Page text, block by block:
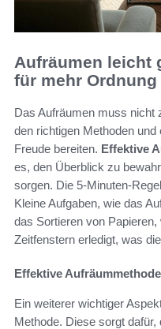
Aufräumen leicht
für mehr Ordnung
Das Aufräumen muss nicht
den richtigen Methoden
Freude bereiten. Effektive
es, den Überblick zu
sorgen. Die 5-Minuten-
Kleine Aufgaben, wie das
das Sortieren von
Zeitfenstern erledigt, was
Effektive
Ein weiterer wichtiger
Methode. Diese sorgt